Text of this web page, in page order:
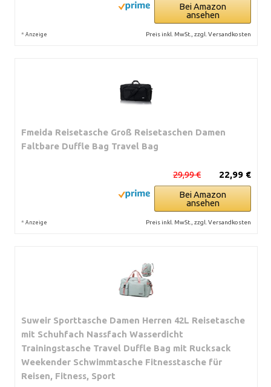
Bei Amazon
ansehen
* Anzeige Preis inkl. MwSt., zzgl. Versandkosten
Fmeida Reisetasche Groß Reisetaschen Damen
Faltbare Duffle Bag Travel Bag
22,99 €
29,99 €
Bei Amazon
ansehen
* Anzeige Preis inkl. MwSt., zzgl. Versandkosten
Suweir Sporttasche Damen Herren 42L Reisetasche
mit Schuhfach Nassfach Wasserdicht
Trainingstasche Travel Duffle Bag mit Rucksack
Weekender Schwimmtasche Fitnesstasche für
Reisen, Fitness, Sport